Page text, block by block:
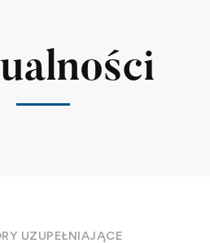
UZUPEŁNIAJĄCE